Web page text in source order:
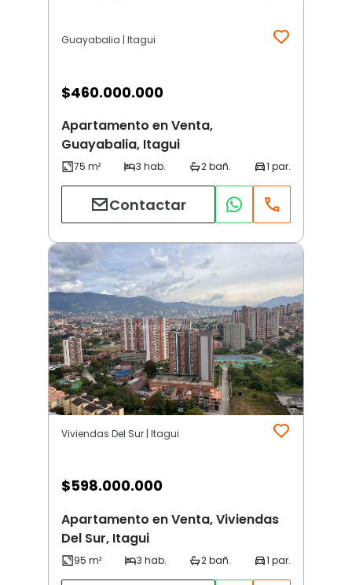
Guayabalia | Itagui
$460.000.000
Apartamento en Venta,
Guayabalia, Itagui
Contactar
Viviendas Del Sur | Itagui
$598.000.000
Apartamento en Venta, Viviendas
Del Sur, Itagui